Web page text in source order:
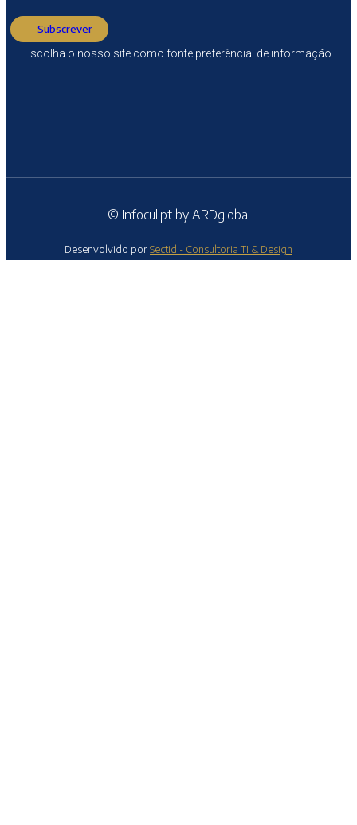
Subscrever
Escolha o nosso site como fonte preferêncial de informação.
© Infocul.pt by ARDglobal
Desenvolvido porSectid - Consultoria TI & Design